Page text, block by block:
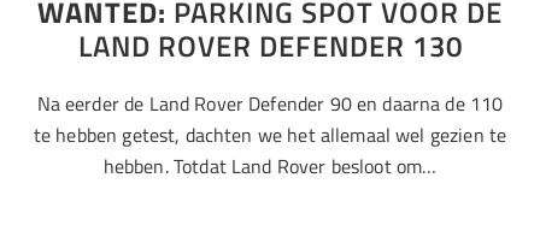
WANTED: PARKING SPOT VOOR DE
LAND ROVER DEFENDER 130
Na eerder de Land Rover Defender 90 en daarna de 110
te hebben getest, dachten we het allemaal wel gezien te
hebben. Totdat Land Rover besloot om…